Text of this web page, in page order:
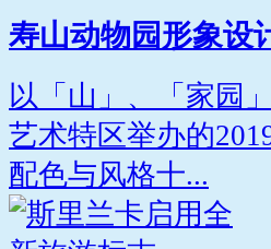
寿山动物园形象设
以「山」、「家园
艺术特区举办的
配色与风格十...